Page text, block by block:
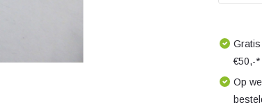
€50,-*
Op